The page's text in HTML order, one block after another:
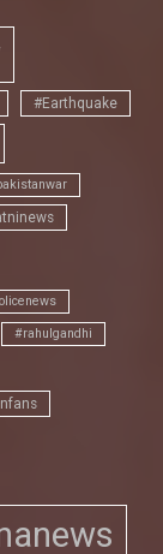
#Earthquake
#rahulgandhi